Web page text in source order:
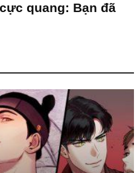
quang: Bạn đã